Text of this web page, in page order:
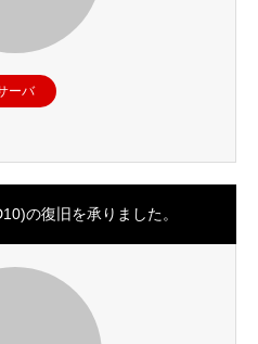
ーバ
の復旧を承りました。